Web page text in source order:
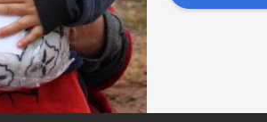
MAIS NOTÍCIAS